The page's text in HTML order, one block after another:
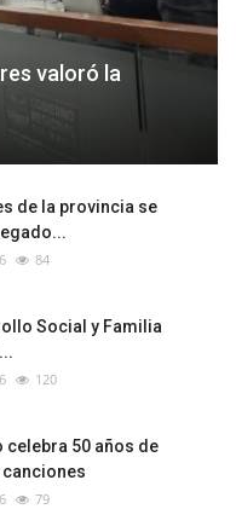
valoró la
de la provincia se
84
Social y Familia
120
celebra 50 años de
canciones
79